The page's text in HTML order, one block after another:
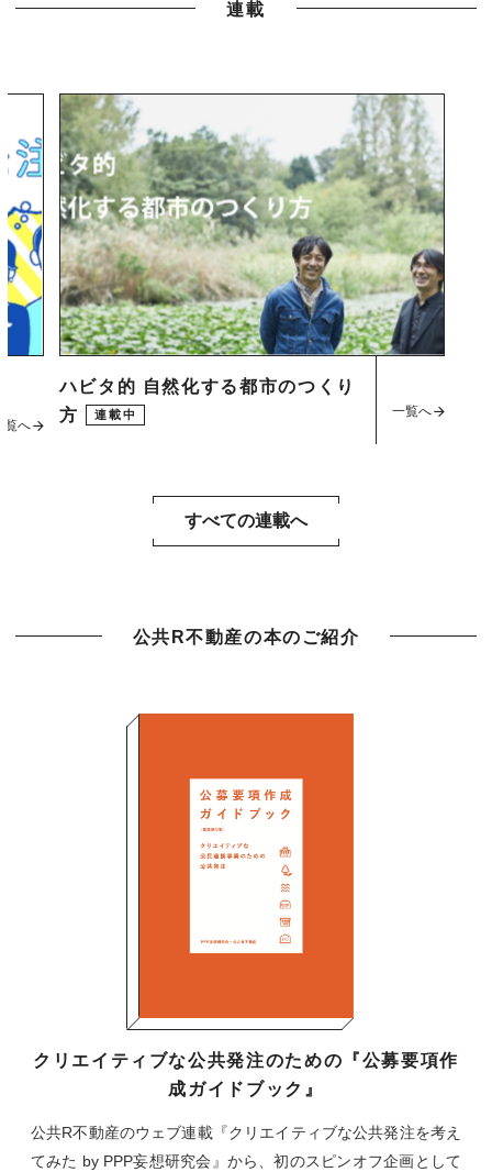
連載
ハビタ的 自然化する都市のつくり
方
連載中
一覧へ
覧へ
すべての連載へ
公共R不動産の本のご紹介
クリエイティブな公共発注のための『公募要項作
成ガイドブック』
公共R不動産のウェブ連載『クリエイティブな公共発注を考え
てみた by PPP妄想研究会』から、初のスピンオフ企画として